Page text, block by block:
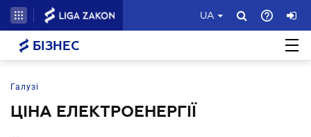
UA
БІЗНЕС
Галузі
ЦІНА ЕЛЕКТРОЕНЕРГІЇ